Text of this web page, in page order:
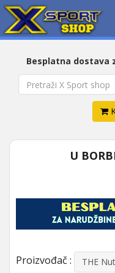
Besplatna dostava
U
Proizvođač : THE